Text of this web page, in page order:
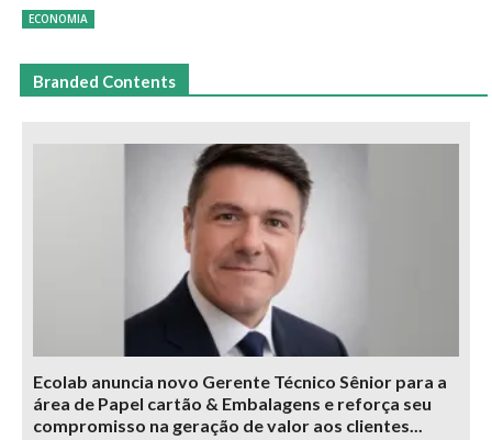
ECONOMIA
Branded Contents
Ecolab anuncia novo Gerente Técnico Sênior para a
área de Papel cartão & Embalagens e reforça seu
compromisso na geração de valor aos clientes...